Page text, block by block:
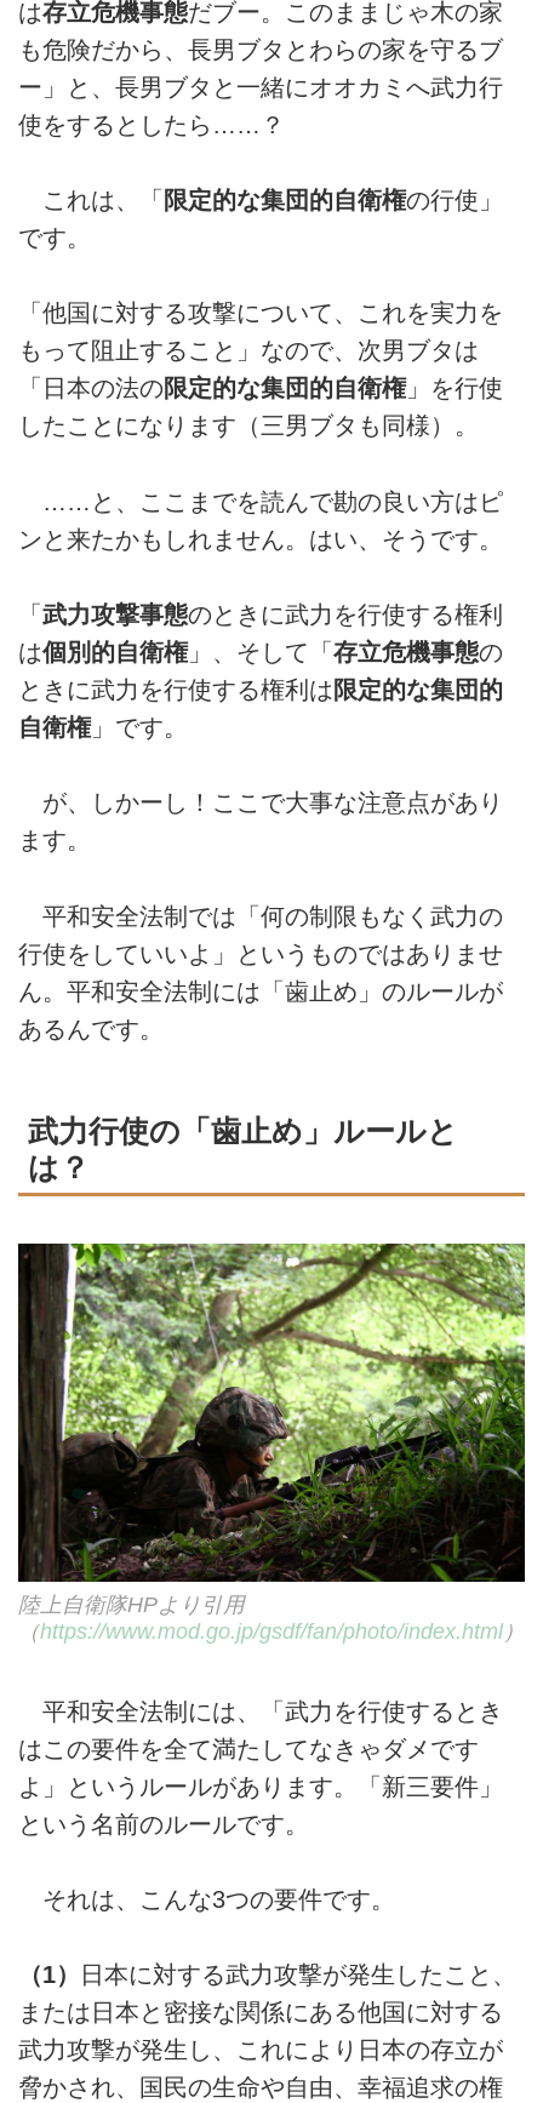
は存立危機事態だブー。このままじゃ木の家
も危険だから、長男ブタとわらの家を守るブ
ー」と、長男ブタと一緒にオオカミへ武力行
使をするとしたら……？
これは、「 限定的な集団的自衛権の行使」
です。
「他国に対する攻撃について、これを実力を
もって阻止すること」なので、次男ブタは
「日本の法の限定的な集団的自衛権」を行使
したことになります（三男ブタも同様）。
……と、ここまでを読んで勘の良い方はピ
ンと来たかもしれません。はい、そうです。
「 武力攻撃事態のときに武力を行使する権利
は個別的自衛権」、そして「 存立危機事態の
ときに武力を行使する権利は 限定的な集団的
自衛権」です。
が、しかーし！ここで大事な注意点があり
ます。
平和安全法制では「何の制限もなく武力の
行使をしていいよ」というものではありませ
ん。平和安全法制には「歯止め」のルールが
あるんです。
武力行使の「歯止め」ルールと
は？
陸上自衛隊HPより引用
（https://www.mod.go.jp/gsdf/fan/photo/index.html）
平和安全法制には、「武力を行使するとき
はこの要件を全て満たしてなきゃダメです
よ」というルールがあります。「新三要件」
という名前のルールです。
それは、こんな3つの要件です。
（1）
日本に対する武力攻撃が発生したこと、
または日本と密接な関係にある他国に対する
武力攻撃が発生し、これにより日本の存立が
脅かされ、国民の生命や自由、幸福追求の権